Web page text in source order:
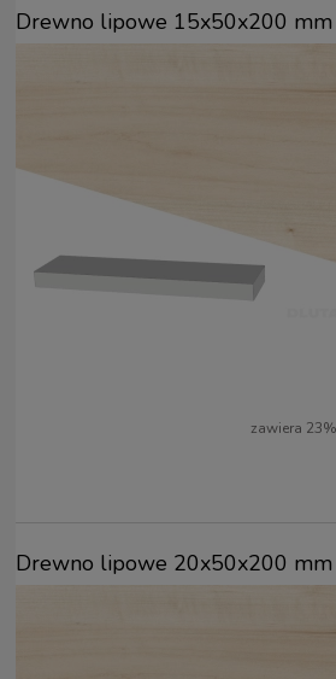
Drewno lipowe 15x50x200 mm
zawiera
Drewno lipowe 20x50x200 mm